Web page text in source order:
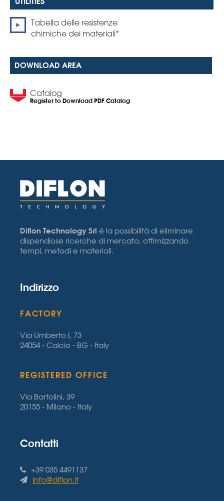
Tabella delle resistenze
chimiche dei materiali*
DOWNLOAD AREA
Catalog
Register to Download PDF Catalog
Diflon Technology Srl è la possibilità di eliminare
dispendiose ricerche di mercato, ottimizzando
tempi, metodi e materiali.
Indirizzo
FACTORY
Via Umberto I, 73
24054 - Calcio - BG - Italy
REGISTERED OFFICE
Via Bartolini, 39
20155 - Milano - Italy
Contatti
+39 035 4491137
info@diflon.it